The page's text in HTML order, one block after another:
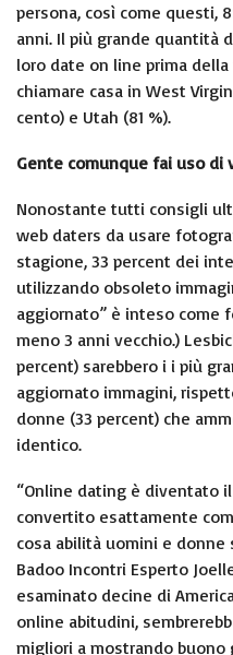
persona, così come questi,
anni. Il più grande quantità
loro date on line prima
chiamare casa in West
cento) e Utah (81 %).
Gente comunque fai uso di
Nonostante tutti consigli
web daters da usare
stagione, 33 percent dei
utilizzando obsoleto
aggiornato” è inteso come
meno 3 anni vecchio.)
percent) sarebbero i i più
aggiornato immagini,
donne (33 percent) che
identico.
“Online dating è diventato
convertito esattamente
cosa abilità uomini e donne
Badoo Incontri Esperto
esaminato decine di
online abitudini,
migliori a mostrando